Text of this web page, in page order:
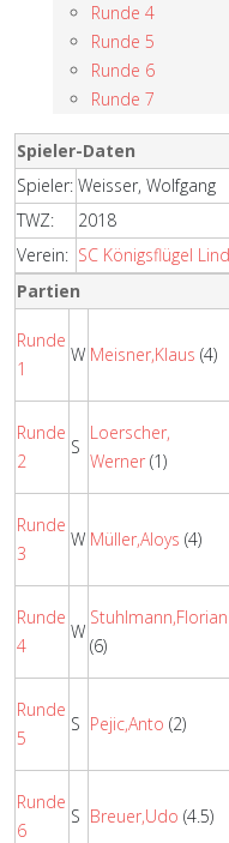
Runde 4
Runde 5
Runde 6
Runde 7
Spieler-Daten
Spieler: Weisser, Wolfgang
TWZ:
2018
Verein: SC Königsflügel
Partien
Runde
1
W Meisner,Klaus (4)
Runde
2
S
Loerscher,
Werner (1)
Runde
3
W Müller,Aloys (4)
Runde
4
W
Stuhlmann,Florian
(6)
Runde
5
S Pejic,Anto (2)
Runde
6
S Breuer,Udo (4.5)